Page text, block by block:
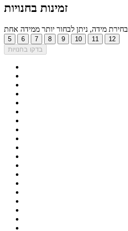
זמינות בחנויות
בחירת מידה, ניתן לבחור יותר ממידה אחת
5 6 7 8 9 10 11
12
בדקו בחנויות